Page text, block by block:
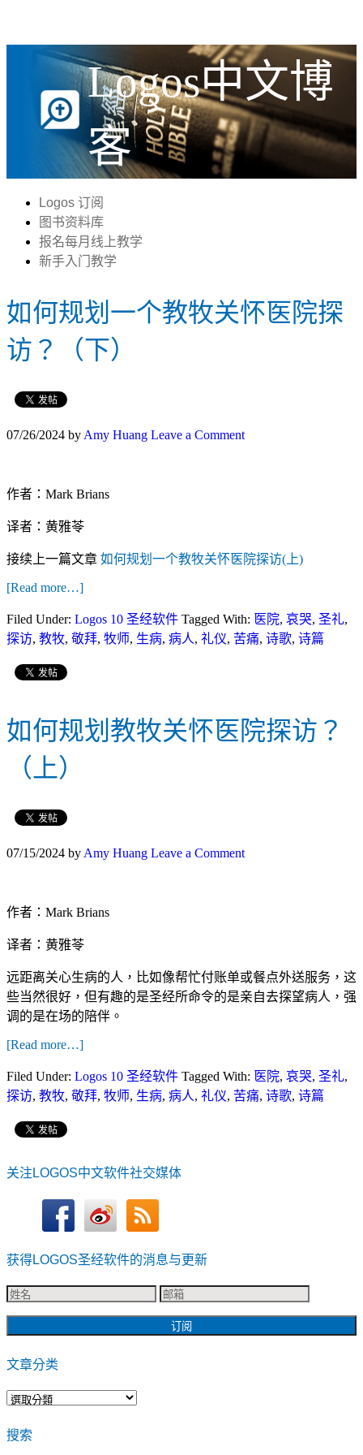
Logos中文博
客
Logos 订阅
图书资料库
报名每月线上教学
新手入门教学
如何规划一个教牧关怀医院探
访？（下）
07/26/2024 by Amy Huang Leave a Comment
作者：Mark Brians
译者：黄雅苓
接续上一篇文章 如何规划一个教牧关怀医院探访(上)
[Read more…]
Filed Under: Logos 10 圣经软件 Tagged With: 医院, 哀哭, 圣礼,
探访, 教牧, 敬拜, 牧师, 生病, 病人, 礼仪, 苦痛, 诗歌, 诗篇
如何规划教牧关怀医院探访？
（上）
07/15/2024 by Amy Huang Leave a Comment
作者：Mark Brians
译者：黄雅苓
远距离关心生病的人，比如像帮忙付账单或餐点外送服务，这
些当然很好，但有趣的是圣经所命令的是亲自去探望病人，强
调的是在场的陪伴。
[Read more…]
Filed Under: Logos 10 圣经软件 Tagged With: 医院, 哀哭, 圣礼,
探访, 教牧, 敬拜, 牧师, 生病, 病人, 礼仪, 苦痛, 诗歌, 诗篇
关注LOGOS中文软件社交媒体
获得LOGOS圣经软件的消息与更新
文章分类
文
分
搜索